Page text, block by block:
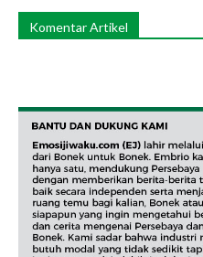
Komentar Artikel